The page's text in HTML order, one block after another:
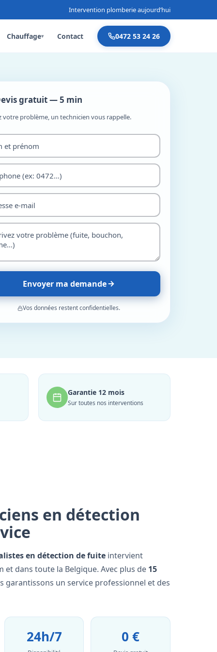
Intervention plomberie aujourd’hui
Chauffage▾ Contact 0472 53 24 26
gratuit — 5 min
votre problème, un technicien vous rappelle.
Envoyer ma demande
Vos données restent confidentielles.
Garantie 12 mois
Sur toutes nos interventions
en détection
en détection de fuite intervient
et dans toute la Belgique. Avec plus de 15
garantissons un service professionnel et des
24h/7 0 €